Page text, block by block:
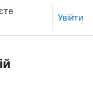
Увійти